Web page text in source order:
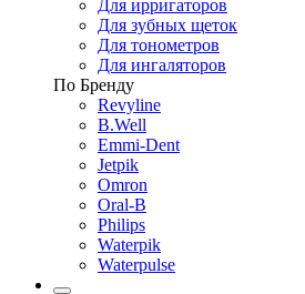
Для ирригаторов
Для зубных щеток
Для тонометров
Для ингаляторов
По Бренду
Revyline
B.Well
Emmi-Dent
Jetpik
Omron
Oral-B
Philips
Waterpik
Waterpulse